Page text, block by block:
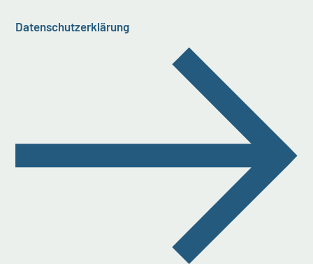
Datenschutzerklärung